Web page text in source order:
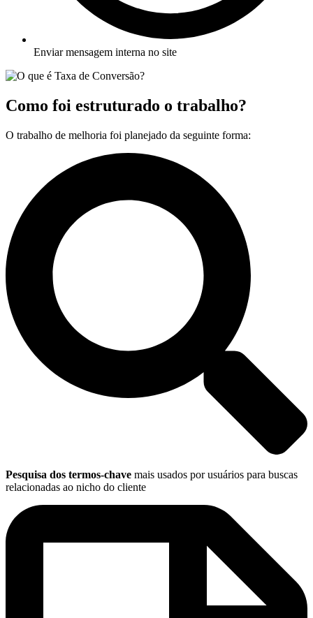
Enviar mensagem interna no site
Como foi estruturado o trabalho?
O trabalho de melhoria foi planejado da seguinte forma:
Pesquisa dos termos-chave mais usados por usuários para buscas
relacionadas ao nicho do cliente